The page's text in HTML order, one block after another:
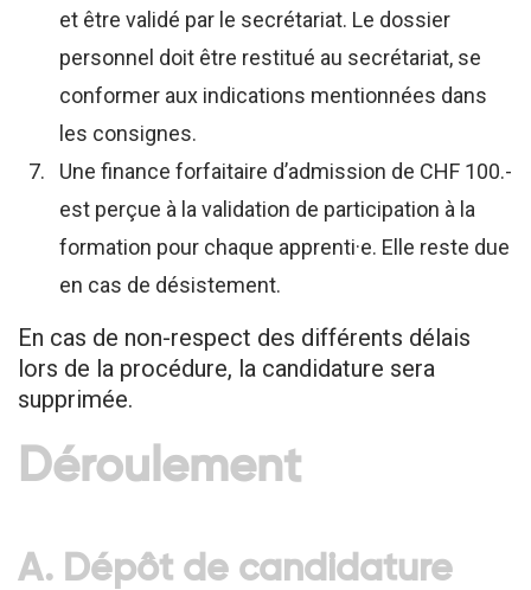
et être validé par le secrétariat. Le dossier
personnel doit être restitué au secrétariat, se
conformer aux indications mentionnées dans
les consignes.
Une finance forfaitaire d’admission de CHF 100.-
est perçue à la validation de participation à la
formation pour chaque apprenti·e. Elle reste due
en cas de désistement.
En cas de non-respect des différents délais
lors de la procédure, la candidature sera
supprimée.
Déroulement
A. Dépôt de candidature